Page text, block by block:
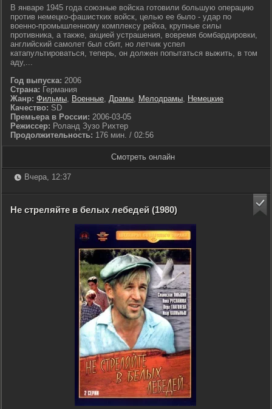
В январе 1945 года союзные войска готовили большую операцию
против немецко-фашистких войск, целью ее было - удар по
военно-промышленному комплексу рейха, крупные силы
противника, а также, акцией устрашения, вовремя бомбардировки,
английский самолет был сбит, но летчик успел
катапультироваться, теперь, он должен попытаться выжить, в том
аду,...
Год выпуска: 2006
Страна: Германия
Жанр: Фильмы, Военные, Драмы, Мелодрамы, Немецкие
Качество: SD
Премьера в России: 2006-03-05
Режиссер: Роланд Зузо Рихтер
Продолжительность: 176 мин. / 02:56
Смотреть онлайн
Вчера, 12:37
Не стреляйте в белых лебедей (1980)